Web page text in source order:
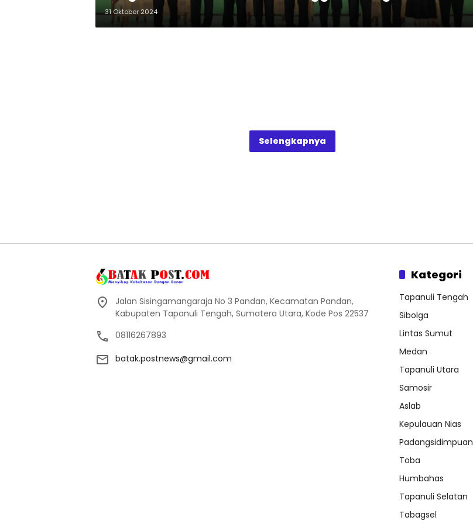
31 Oktober 2024
Selengkapnya
Jalan Sisingamangaraja No 3 Pandan, Kecamatan Pandan,
Kabupaten Tapanuli Tengah, Sumatera Utara, Kode Pos 22537
08116267893
batak.postnews@gmail.com
Kategori
Tapanuli Tengah
Sibolga
Lintas Sumut
Medan
Tapanuli Utara
Samosir
Aslab
Kepulauan Nias
Padangsidimpuan
Toba
Humbahas
Tapanuli Selatan
Tabagsel